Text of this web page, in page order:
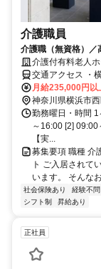
介護職員
介護職（無資格）／
介護付有料老人
交通アクセス ・
月給235,000円以
神奈川県横浜市
勤務曜日・時間
～16:00 [2] 09:00
【実...
募集要項 職種 介
ト ご入居されて
います。 そんな
社会保険あり 経験不問
シフト制
昇給あり
正社員